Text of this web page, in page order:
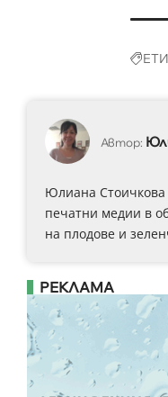
Автор:
Юлиана Стоичкова
печатни медии в
на плодове и
РЕКЛАМА